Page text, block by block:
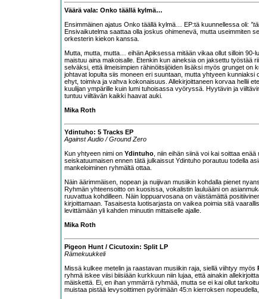
Väärä vala: Onko täällä kylmä…
Ensimmäinen ajatus Onko täällä kylmä… EP:tä kuunnellessa oli:
Ensivaikutelma saattaa olla joskus ohimenevä, mutta useimmiten
orkesterin kiekon kanssa.
Mutta, mutta, mutta… eihän Apiksessa mitään vikaa ollut silloin
maistuu aina makoisalle. Etenkin kun aineksia on jaksettu työstää
selväksi, että ilmeisimpien rähinöitsijöiden lisäksi myös grunget on
johtavat lopulta siis moneen eri suuntaan, mutta yhtyeen
ehyt, toimiva ja vahva kokonaisuus. Allekirjoittaneen korvaa hellii
kuulijan ympärille kuin lumi tuhoisassa vyöryssä. Hyytävin ja
tuntuu viiltävän kaikki haavat auki.
Mika Roth
Ydintuho: 5 Tracks EP
Against Audio / Ground Zero
Kun yhtyeen nimi on Ydintuho , niin eihän siinä voi kai soittaa
seiskatuumaisen ennen tätä julkaissut Ydintuho porautuu todella
mankeloiminen ryhmältä ottaa.
Näin äärimmäisen, nopean ja nuijivan musiikin kohdalla pienet
Ryhmän yhteensoitto on kuosissa, vokalistin lauluääni on
ruuvattua kohdilleen. Näin loppuarvosana on väistämättä
kirjoittamaan. Tasaisesta luotisarjasta on vaikea poimia sitä
levittämään yli kahden minuutin mittaiselle ajalle.
Mika Roth
Pigeon Hunt / Cicutoxin: Split LP
Rämekuukkeli
Missä kulkee metelin ja raastavan musiikin raja, siellä viihtyy myös
ryhmä iskee viisi biisiään kurkkuun niin lujaa, että ainakin
mäiskettä. Ei, en ihan ymmärrä ryhmää, mutta se ei kai ollut
muistaa pistää levysoittimen pyörimään 45:n kierroksen